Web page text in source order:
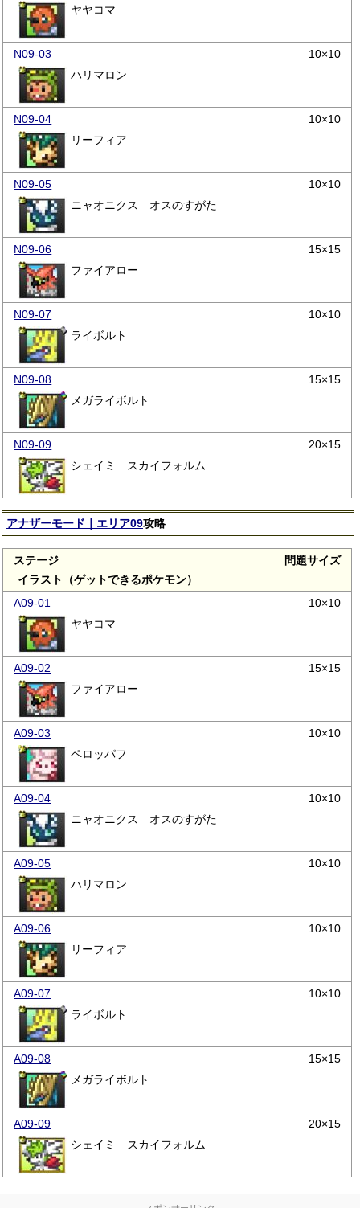
ヤヤコマ
N09-03
10×10
ハリマロン
N09-04
10×10
リーフィア
N09-05
10×10
ニャオニクス オスのすがた
N09-06
15×15
ファイアロー
N09-07
10×10
ライボルト
N09-08
15×15
メガライボルト
N09-09
20×15
シェイミ スカイフォルム
アナザーモード｜エリア09攻略
ステージ
問題サイズ
イラスト（ゲットできるポケモン）
A09-01
10×10
ヤヤコマ
A09-02
15×15
ファイアロー
A09-03
10×10
ペロッパフ
A09-04
10×10
ニャオニクス オスのすがた
A09-05
10×10
ハリマロン
A09-06
10×10
リーフィア
A09-07
10×10
ライボルト
A09-08
15×15
メガライボルト
A09-09
20×15
シェイミ スカイフォルム